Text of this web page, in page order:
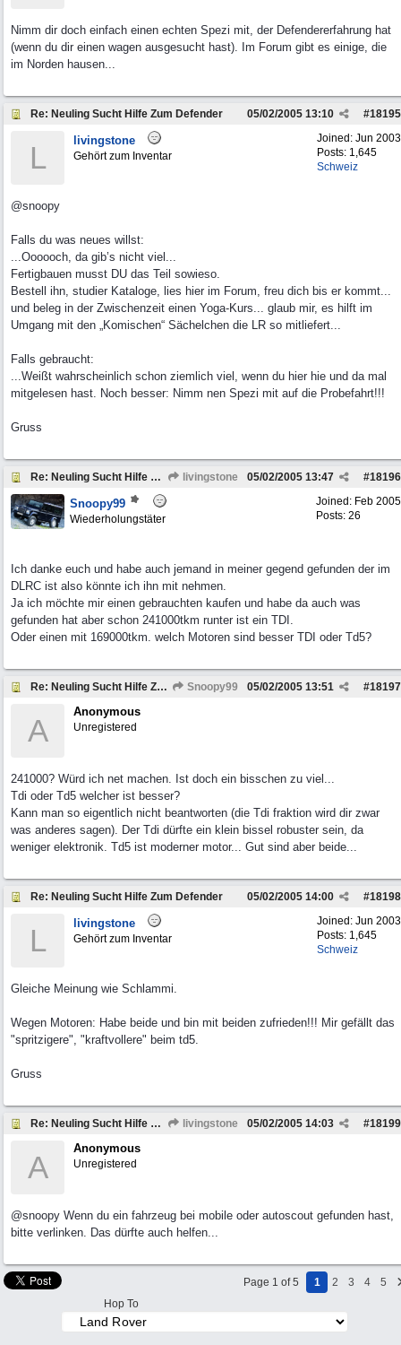
Nimm dir doch einfach einen echten Spezi mit, der Defendererfahrung hat
(wenn du dir einen wagen ausgesucht hast). Im Forum gibt es einige, die
im Norden hausen...
Re: Neuling Sucht Hilfe Zum Defender #18195
05/02/2005 13:10
Joined: Jun 2003
Posts: 1,645
Schweiz
L livingstone
Gehört zum Inventar
@snoopy
Falls du was neues willst:
...Oooooch, da gib’s nicht viel...
Fertigbauen musst DU das Teil sowieso.
Bestell ihn, studier Kataloge, lies hier im Forum, freu dich bis er kommt...
und beleg in der Zwischenzeit einen Yoga-Kurs... glaub mir, es hilft im
Umgang mit den „Komischen“ Sächelchen die LR so mitliefert...
Falls gebraucht:
...Weißt wahrscheinlich schon ziemlich viel, wenn du hier hie und da mal
mitgelesen hast. Noch besser: Nimm nen Spezi mit auf die Probefahrt!!!
Gruss
Re: Neuling Sucht Hilfe Zum Defender livingstone #18196
05/02/2005 13:47
Joined: Feb 2005
Posts: 26
Snoopy99
Wiederholungstäter
Ich danke euch und habe auch jemand in meiner gegend gefunden der im
DLRC ist also könnte ich ihn mit nehmen.
Ja ich möchte mir einen gebrauchten kaufen und habe da auch was
gefunden hat aber schon 241000tkm runter ist ein TDI.
Oder einen mit 169000tkm. welch Motoren sind besser TDI oder Td5?
Re: Neuling Sucht Hilfe Zum Defender Snoopy99 #18197
05/02/2005 13:51
A
Anonymous
Unregistered
241000? Würd ich net machen. Ist doch ein bisschen zu viel...
Tdi oder Td5 welcher ist besser?
Kann man so eigentlich nicht beantworten (die Tdi fraktion wird dir zwar
was anderes sagen). Der Tdi dürfte ein klein bissel robuster sein, da
weniger elektronik. Td5 ist moderner motor... Gut sind aber beide...
Re: Neuling Sucht Hilfe Zum Defender #18198
05/02/2005 14:00
Joined: Jun 2003
Posts: 1,645
Schweiz
L livingstone
Gehört zum Inventar
Gleiche Meinung wie Schlammi.
Wegen Motoren: Habe beide und bin mit beiden zufrieden!!! Mir gefällt das
"spritzigere", "kraftvollere" beim td5.
Gruss
Re: Neuling Sucht Hilfe Zum Defender livingstone #18199
05/02/2005 14:03
A
Anonymous
Unregistered
@snoopy Wenn du ein fahrzeug bei mobile oder autoscout gefunden hast,
bitte verlinken. Das dürfte auch helfen...
Page 1 of 5 1 2 3 4
5
Hop To